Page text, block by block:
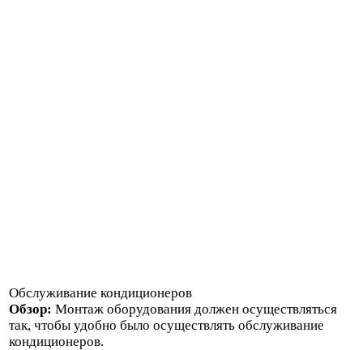
Обслуживание кондиционеров
Обзор: Монтаж оборудования должен осуществляться
так, чтобы удобно было осуществлять обслуживание
кондиционеров.